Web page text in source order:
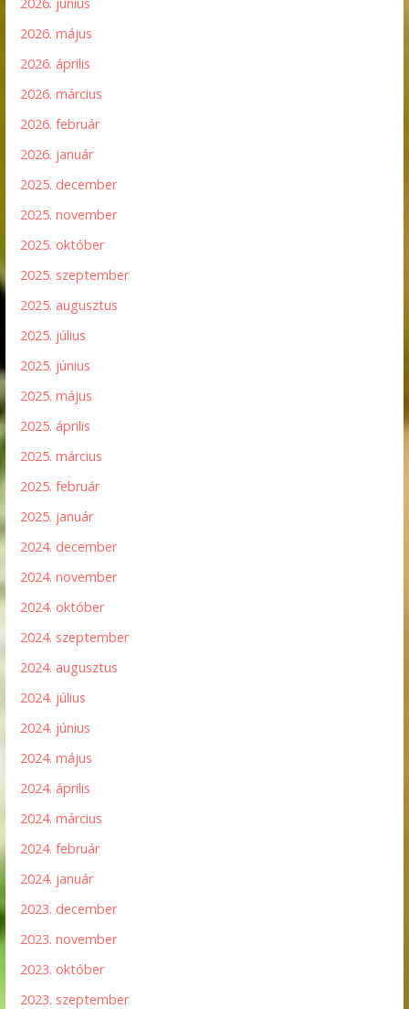
2026. május
2026. április
2026. március
2026. február
2026. január
2025. december
2025. november
2025. október
2025. szeptember
2025. augusztus
2025. július
2025. június
2025. május
2025. április
2025. március
2025. február
2025. január
2024. december
2024. november
2024. október
2024. szeptember
2024. augusztus
2024. július
2024. június
2024. május
2024. április
2024. március
2024. február
2024. január
2023. december
2023. november
2023. október
2023. szeptember